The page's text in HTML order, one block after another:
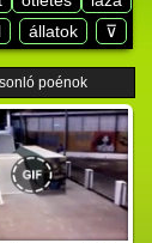
állatok ⊽
poénok